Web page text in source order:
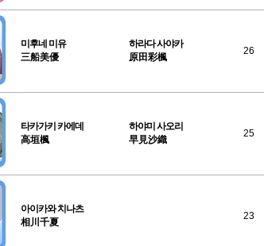
미후네 미유
三船美優
하라다 사야카
原田彩楓
26
타카가키 카에데
高垣楓
하야미 사오리
早見沙織
25
아이카와치나츠
相川千夏
23